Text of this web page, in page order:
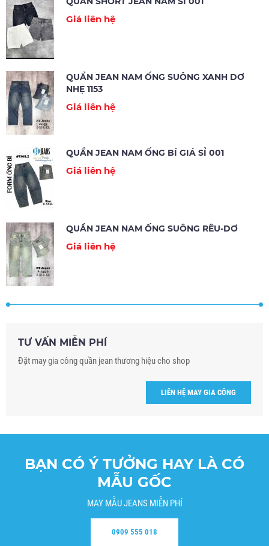
Giá liên hệ
QUẦN JEAN NAM ỐNG SUÔNG XANH DƠ
NHẸ 1153
Giá liên hệ
QUẦN JEAN NAM ỐNG BÍ GIÁ SỈ 001
Giá liên hệ
QUẦN JEAN NAM ỐNG SUÔNG RÊU-DƠ
Giá liên hệ
TƯ VẤN MIỄN PHÍ
Đặt may gia công quần jean thương hiệu cho shop
LIÊN HỆ MAY GIA CÔNG
BẠN CÓ Ý TƯỞNG HAY LÀ CÓ
MẪU GỐC
MAY MẪU JEANS MIỄN PHÍ
0909 555 018